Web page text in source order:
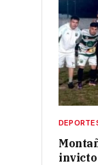
invicto